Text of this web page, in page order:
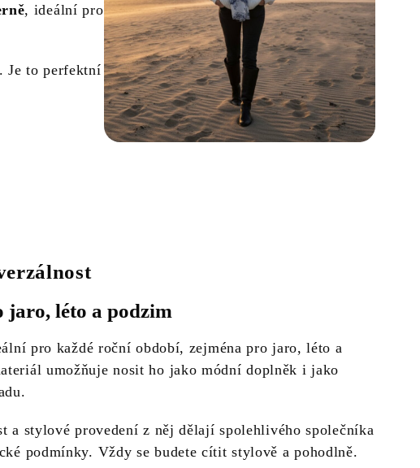
, ideální pro
Je to perfektní
jaro, léto a podzim
pro každé roční období, zejména pro jaro, léto a
umožňuje nosit ho jako módní doplněk i jako
a stylové provedení z něj dělají spolehlivého společníka
podmínky. Vždy se budete cítit stylově a pohodlně.